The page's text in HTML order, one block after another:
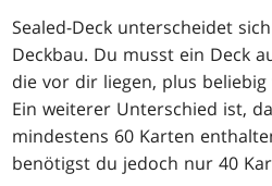
Sealed-Deck unterscheidet
Deckbau. Du musst ein Deck
die vor dir liegen, plus
Ein weiterer Unterschied ist,
mindestens 60 Karten
benötigst du jedoch nur 40